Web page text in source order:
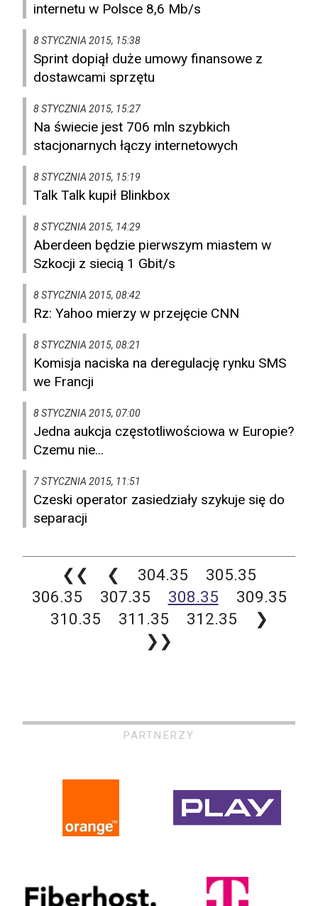
internetu w Polsce 8,6 Mb/s
8 STYCZNIA 2015, 15:38
Sprint dopiął duże umowy finansowe z
dostawcami sprzętu
8 STYCZNIA 2015, 15:27
Na świecie jest 706 mln szybkich
stacjonarnych łączy internetowych
8 STYCZNIA 2015, 15:19
Talk Talk kupił Blinkbox
8 STYCZNIA 2015, 14:29
Aberdeen będzie pierwszym miastem w
Szkocji z siecią 1 Gbit/s
8 STYCZNIA 2015, 08:42
Rz: Yahoo mierzy w przejęcie CNN
8 STYCZNIA 2015, 08:21
Komisja naciska na deregulację rynku SMS
we Francji
8 STYCZNIA 2015, 07:00
Jedna aukcja częstotliwościowa w Europie?
Czemu nie...
7 STYCZNIA 2015, 11:51
Czeski operator zasiedziały szykuje się do
separacji
❮❮ ❮ 304.35
305.35
306.35
307.35 308.35
309.35
310.35
311.35 312.35
❯
❯❯
PARTNERZY